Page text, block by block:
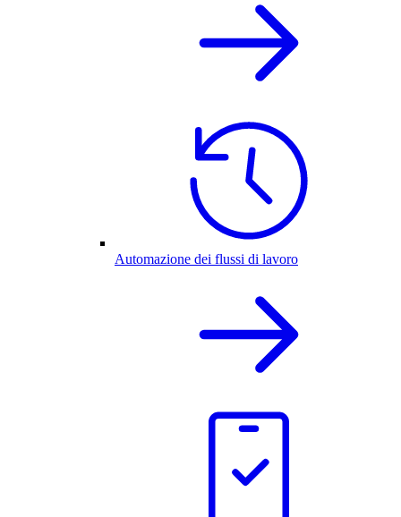
Automazione dei flussi di lavoro